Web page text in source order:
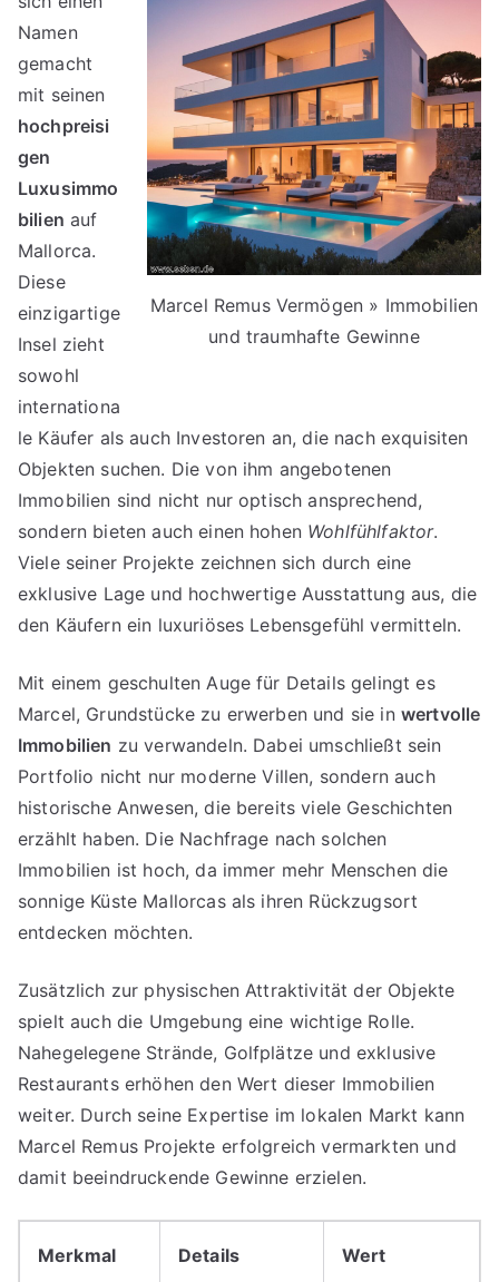
Marcel Remus Vermögen » Immobilien
und traumhafte Gewinne
Namen
gemacht
mit seinen
hochpreisi
gen
Luxusimmo
bilien auf
Mallorca.
Diese
einzigartige
Insel zieht
sowohl
internationa
le Käufer als auch Investoren an, die nach exquisiten
Objekten suchen. Die von ihm angebotenen
Immobilien sind nicht nur optisch ansprechend,
sondern bieten auch einen hohen Wohlfühlfaktor.
Viele seiner Projekte zeichnen sich durch eine
exklusive Lage und hochwertige Ausstattung aus, die
den Käufern ein luxuriöses Lebensgefühl vermitteln.
Mit einem geschulten Auge für Details gelingt es
Marcel, Grundstücke zu erwerben und sie in wertvolle
Immobilien zu verwandeln. Dabei umschließt sein
Portfolio nicht nur moderne Villen, sondern auch
historische Anwesen, die bereits viele Geschichten
erzählt haben. Die Nachfrage nach solchen
Immobilien ist hoch, da immer mehr Menschen die
sonnige Küste Mallorcas als ihren Rückzugsort
entdecken möchten.
Zusätzlich zur physischen Attraktivität der Objekte
spielt auch die Umgebung eine wichtige Rolle.
Nahegelegene Strände, Golfplätze und exklusive
Restaurants erhöhen den Wert dieser Immobilien
weiter. Durch seine Expertise im lokalen Markt kann
Marcel Remus Projekte erfolgreich vermarkten und
damit beeindruckende Gewinne erzielen.
Merkmal Details Wert